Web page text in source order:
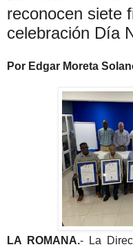
reconocen siete
celebración Día
Por Edgar Moreta
LA ROMANA.- La